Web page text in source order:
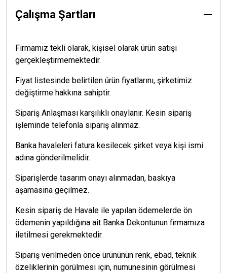
Çalışma Şartları
Firmamız tekli olarak, kişisel olarak ürün satışı
gerçekleştirmemektedir.
Fiyat listesinde belirtilen ürün fiyatlarını, şirketimiz
değiştirme hakkına sahiptir.
Sipariş Anlaşması karşılıklı onaylanır. Kesin sipariş
işleminde telefonla sipariş alınmaz.
Banka havaleleri fatura kesilecek şirket veya kişi ismi
adına gönderilmelidir.
Siparişlerde tasarım onayı alınmadan, baskıya
aşamasına geçilmez.
Kesin sipariş de Havale ile yapılan ödemelerde ön
ödemenin yapıldığına ait Banka Dekontunun firmamıza
iletilmesi gerekmektedir.
Sipariş verilmeden önce ürününün renk, ebad, teknik
özeliklerinin görülmesi için, numunesinin görülmesi